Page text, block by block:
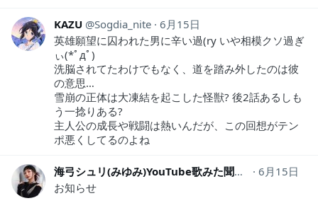
KAZU Sogdia_nite 6月15日
英雄願望に囚われた男に辛い過(ry いや相模クソ過ぎ
ぃ(*ﾟдﾟ)
洗脳されてたわけでもなく、道を踏み外したのは彼
の意思…
雪崩の正体は大凍結を起こした怪獣? 後2話あるしも
う一捻りある?
主人公の成長や戦闘は熱いんだが、この回想がテン
ポ悪くしてるのよね
海弓シュリ(みゆみ)YouTube歌みた聞いてね
6月15日
お知らせ